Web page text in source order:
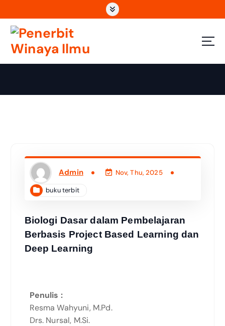
Wahana Insan Berkarya & Berbagi Ilmu
Admin Nov, Thu, 2025
buku terbit
Biologi Dasar dalam Pembelajaran
Berbasis Project Based Learning dan
Deep Learning
Penulis :
Resma Wahyuni, M.Pd.
Drs. Nursal, M.Si.